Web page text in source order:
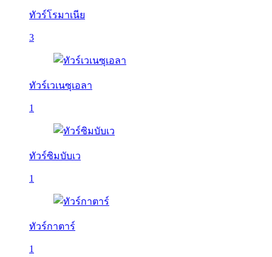
ทัวร์โรมาเนีย
3
ทัวร์เวเนซุเอลา
1
ทัวร์ซิมบับเว
1
ทัวร์กาตาร์
1